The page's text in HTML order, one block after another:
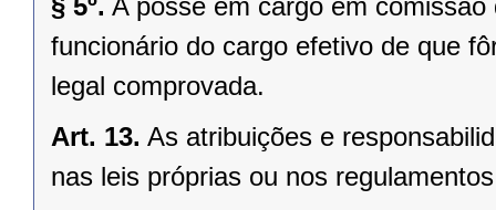
funcionário do cargo efetivo de que
legal comprovada.
Art. 13. As atribuições e
nas leis próprias ou nos